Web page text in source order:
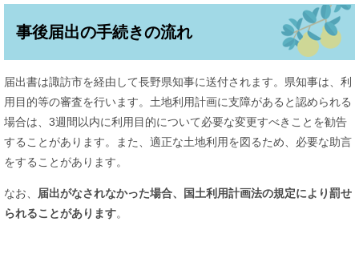
事後届出の手続きの流れ
届出書は諏訪市を経由して長野県知事に送付されます。県知事は、利
用目的等の審査を行います。土地利用計画に支障があると認められる
場合は、3週間以内に利用目的について必要な変更すべきことを勧告
することがあります。また、適正な土地利用を図るため、必要な助言
をすることがあります。
なお、
届出がなされなかった場合、国土利用計画法の規定により罰せ
られることがあります。